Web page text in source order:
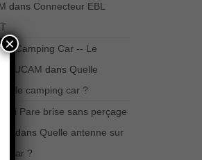
dans Connecteur EBL
le Camping Car -- Le
dans Quelle
le camping car ?
CiBi Pare brise sans perçage
dans Quelle antenne sur
car ?
×